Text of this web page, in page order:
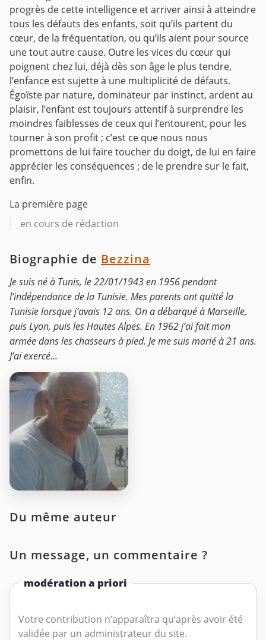
progrès de cette intelligence et arriver ainsi à atteindre
tous les défauts des enfants, soit qu’ils partent du
cœur, de la fréquentation, ou qu’ils aient pour source
une tout autre cause. Outre les vices du cœur qui
poignent chez lui, déjà dès son âge le plus tendre,
l’enfance est sujette à une multiplicité de défauts.
Égoïste par nature, dominateur par instinct, ardent au
plaisir, l’enfant est toujours attentif à surprendre les
moindres faiblesses de ceux qui l’entourent, pour les
tourner à son profit ; c’est ce que nous nous
promettons de lui faire toucher du doigt, de lui en faire
apprécier les conséquences ; de le prendre sur le fait,
enfin.
La première page
en cours de rédaction
Biographie de Bezzina
Je suis né à Tunis, le 22/01/1943 en 1956 pendant
l’indépendance de la Tunisie. Mes parents ont quitté la
Tunisie lorsque j’avais 12 ans. On a débarqué à Marseille,
puis Lyon, puis les Hautes Alpes. En 1962 j’ai fait mon
armée dans les chasseurs à pied. Je me suis marié à 21 ans.
J’ai exercé...
Du même auteur
Un message, un commentaire ?
modération a priori
Votre contribution n’apparaîtra qu’après avoir été
validée par un administrateur du site.